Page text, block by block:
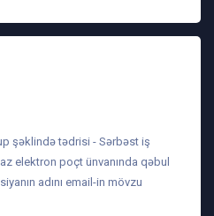
şəklində tədrisi - Sərbəst iş
elektron poçt ünvanında qəbul
adını email-in mövzu